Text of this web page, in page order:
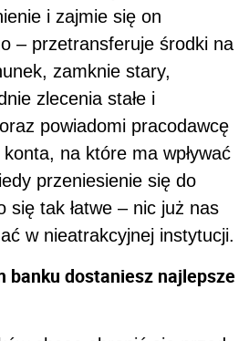
i zajmie się on
– przetransferuje środki na
zamknie stary,
zlecenia stałe i
powiadomi pracodawcę
na które ma wpływać
przeniesienie się do
się tak łatwe – nic już nas
w nieatrakcyjnej instytucji.
banku dostaniesz najlepsze